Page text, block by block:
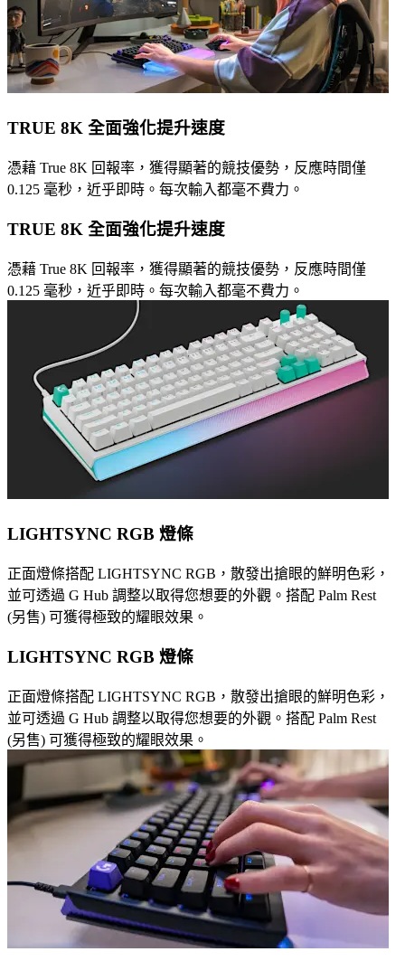
TRUE 8K 全面強化提升速度
憑藉 True 8K 回報率，獲得顯著的競技優勢，反應時間僅
0.125 毫秒，近乎即時。每次輸入都毫不費力。
TRUE 8K 全面強化提升速度
憑藉 True 8K 回報率，獲得顯著的競技優勢，反應時間僅
0.125 毫秒，近乎即時。每次輸入都毫不費力。
LIGHTSYNC RGB 燈條
正面燈條搭配 LIGHTSYNC RGB，散發出搶眼的鮮明色彩，
並可透過 G Hub 調整以取得您想要的外觀。搭配 Palm Rest
(另售) 可獲得極致的耀眼效果。
LIGHTSYNC RGB 燈條
正面燈條搭配 LIGHTSYNC RGB，散發出搶眼的鮮明色彩，
並可透過 G Hub 調整以取得您想要的外觀。搭配 Palm Rest
(另售) 可獲得極致的耀眼效果。